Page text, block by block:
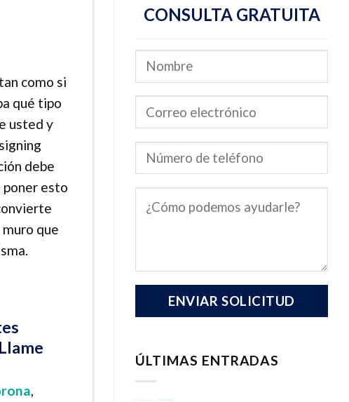
como si
qué tipo
usted y
debe
poner esto
que
,
CONSULTA GRATUITA
ÚLTIMAS ENTRADAS